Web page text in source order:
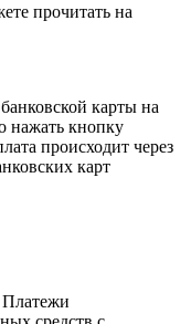
прочитать на
карты на
нажать кнопку
происходит через
карт
Платежи